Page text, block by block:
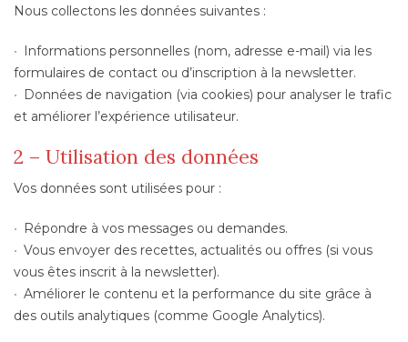
Nous collectons les données suivantes :
Informations personnelles (nom, adresse e-mail) via les
formulaires de contact ou d’inscription à la newsletter.
Données de navigation (via cookies) pour analyser le trafic
et améliorer l’expérience utilisateur.
2 – Utilisation des données
Vos données sont utilisées pour :
Répondre à vos messages ou demandes.
Vous envoyer des recettes, actualités ou offres (si vous
vous êtes inscrit à la newsletter).
Améliorer le contenu et la performance du site grâce à
des outils analytiques (comme Google Analytics).